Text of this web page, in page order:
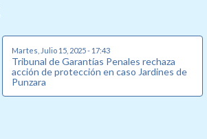
Martes, Julio 15, 2025 - 17:43
Tribunal de Garantías Penales rechaza
acción de protección en caso Jardines de
Punzara